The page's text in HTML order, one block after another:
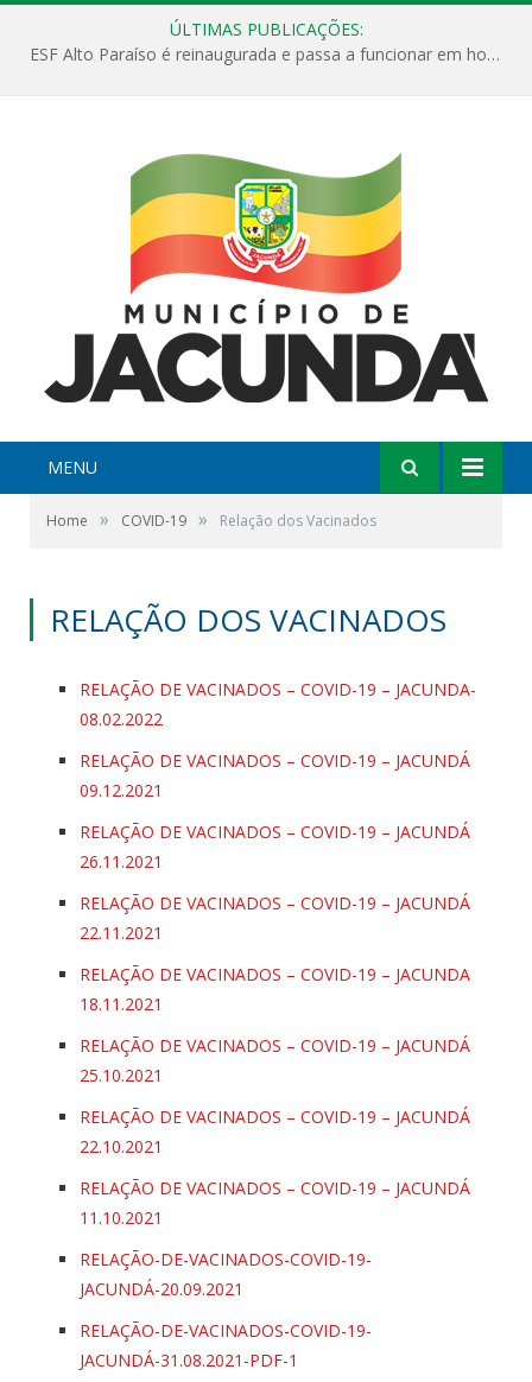
ÚLTIMAS PUBLICAÇÕES:
ESF Alto Paraíso é reinaugurada e passa a funcionar em horário estendido
MENU
Home » COVID-19 » Relação dos Vacinados
RELAÇÃO DOS VACINADOS
RELAÇÃO DE VACINADOS – COVID-19 – JACUNDA-
08.02.2022
RELAÇÃO DE VACINADOS – COVID-19 – JACUNDÁ
09.12.2021
RELAÇÃO DE VACINADOS – COVID-19 – JACUNDÁ
26.11.2021
RELAÇÃO DE VACINADOS – COVID-19 – JACUNDÁ
22.11.2021
RELAÇÃO DE VACINADOS – COVID-19 – JACUNDA
18.11.2021
RELAÇÃO DE VACINADOS – COVID-19 – JACUNDÁ
25.10.2021
RELAÇÃO DE VACINADOS – COVID-19 – JACUNDÁ
22.10.2021
RELAÇÃO DE VACINADOS – COVID-19 – JACUNDÁ
11.10.2021
RELAÇÃO-DE-VACINADOS-COVID-19-
JACUNDÁ-20.09.2021
RELAÇÃO-DE-VACINADOS-COVID-19-
JACUNDÁ-31.08.2021-PDF-1